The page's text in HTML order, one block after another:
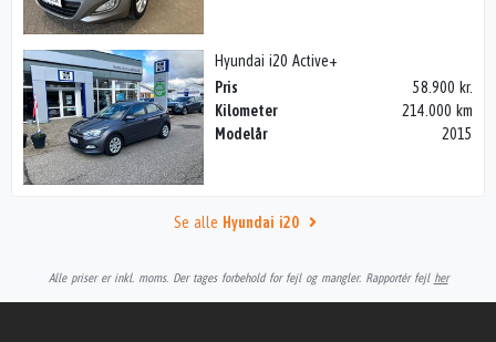
Hyundai i20 Active+
Pris
58.900 kr.
Kilometer
214.000 km
Modelår
2015
Se alle Hyundai i20
Alle priser er inkl. moms. Der tages forbehold for fejl og mangler. Rapportér fejl her